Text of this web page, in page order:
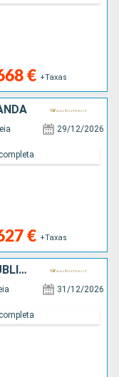
€ +Taxas
29/12/2026
€ +Taxas
SUÍÇO, FRANÇA, ALEMANHA, REPÚBLICA DOMINICANA, HOLANDA
31/12/2026